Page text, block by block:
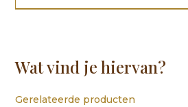
Wat vind je hiervan?
Gerelateerde producten